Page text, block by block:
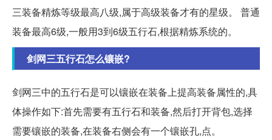
三装备精炼等级最高八级,属于高级装备才有的星级。 普通
装备最高6级,一般用3到6级五行石,根据精炼系统的。
剑网三五行石怎么镶嵌?
剑网三中的五行石是可以镶嵌在装备上提高装备属性的,具
体操作如下:首先需要有五行石和装备,然后打开背包,选择
需要镶嵌的装备,在装备右侧会有一个镶嵌孔,点。